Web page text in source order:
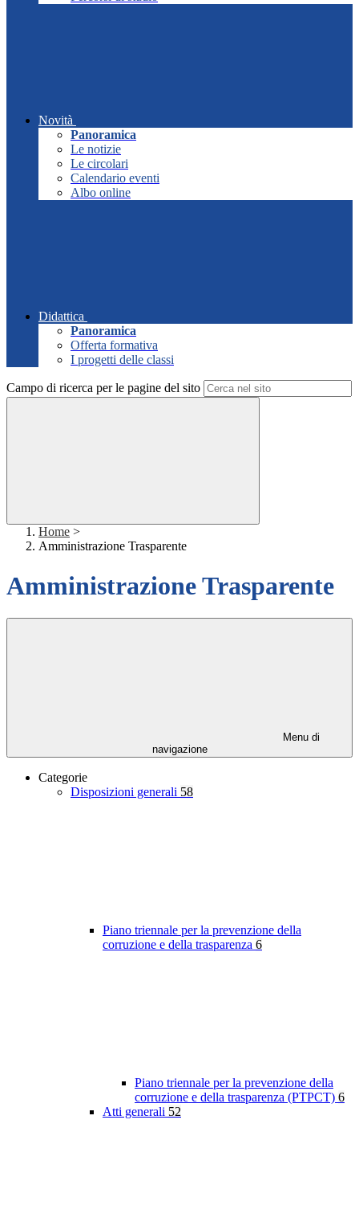
Novità
Panoramica
Le notizie
Le circolari
Calendario eventi
Albo online
Didattica
Panoramica
Offerta formativa
I progetti delle classi
Campo di ricerca per le pagine del sito
Home >
Amministrazione Trasparente
Amministrazione Trasparente
Menu di
navigazione
Categorie
Disposizioni generali 58
Piano triennale per la prevenzione della
corruzione e della trasparenza 6
Piano triennale per la prevenzione della
corruzione e della trasparenza (PTPCT) 6
Atti generali 52